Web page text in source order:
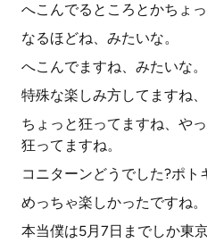
へこんでるところとかちょ
なるほどね、みたいな。
へこんでますね、みたいな。
特殊な楽しみ方してますね、
ちょっと狂ってますね、や
狂ってますね。
コニターンどうでした?ポト
めっちゃ楽しかったですね。
本当僕は5月7日までしか東